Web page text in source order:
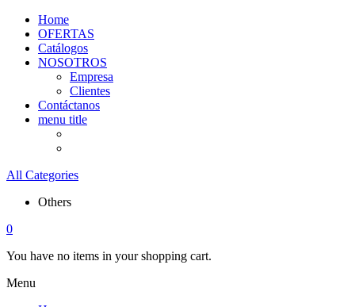
Home
OFERTAS
Catálogos
NOSOTROS
Empresa
Clientes
Contáctanos
menu title
All Categories
Others
0
You have no items in your shopping cart.
Menu